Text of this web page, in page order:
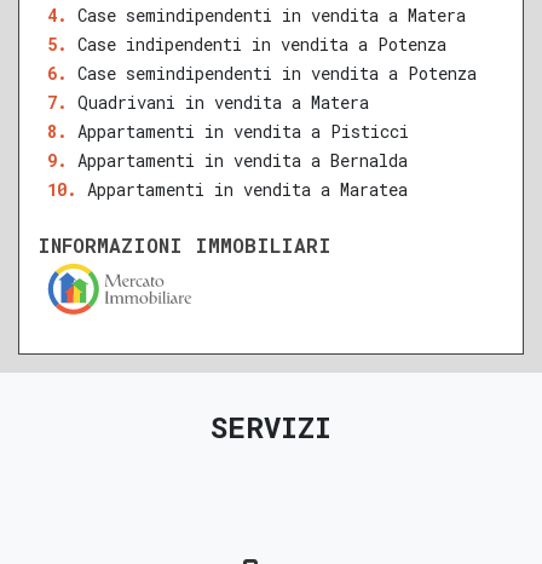
B C D E F G
Case semindipendenti in vendita a Matera
Case indipendenti in vendita a Potenza
Case semindipendenti in vendita a Potenza
Quadrivani in vendita a Matera
Appartamenti in vendita a Pisticci
Appartamenti in vendita a Bernalda
Appartamenti in vendita a Maratea
INFORMAZIONI IMMOBILIARI
SERVIZI